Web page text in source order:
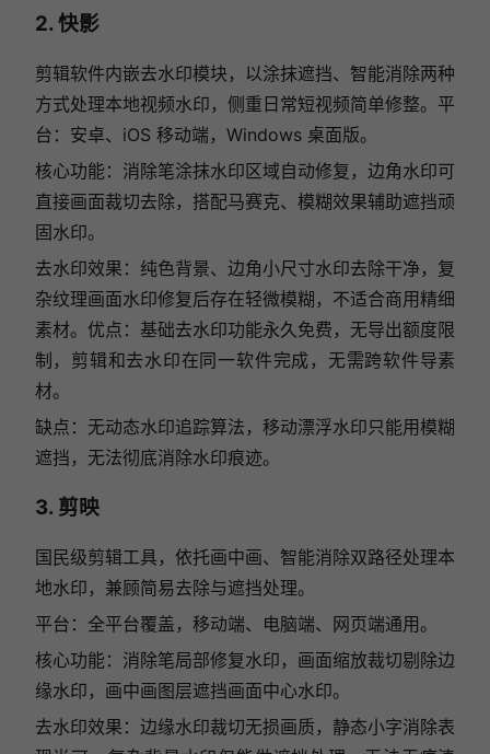
2. 快影
剪辑软件内嵌去水印模块，以涂抹遮挡、智能消除两种
方式处理本地视频水印，侧重日常短视频简单修整。平
台：安卓、iOS 移动端，Windows 桌面版。
核心功能：消除笔涂抹水印区域自动修复，边角水印可
直接画面裁切去除，搭配马赛克、模糊效果辅助遮挡顽
固水印。
去水印效果：纯色背景、边角小尺寸水印去除干净，复
杂纹理画面水印修复后存在轻微模糊，不适合商用精细
素材。优点：基础去水印功能永久免费，无导出额度限
制，剪辑和去水印在同一软件完成，无需跨软件导素
材。
缺点：无动态水印追踪算法，移动漂浮水印只能用模糊
遮挡，无法彻底消除水印痕迹。
3. 剪映
国民级剪辑工具，依托画中画、智能消除双路径处理本
地水印，兼顾简易去除与遮挡处理。
平台：全平台覆盖，移动端、电脑端、网页端通用。
核心功能：消除笔局部修复水印，画面缩放裁切剔除边
缘水印，画中画图层遮挡画面中心水印。
去水印效果：边缘水印裁切无损画质，静态小字消除表